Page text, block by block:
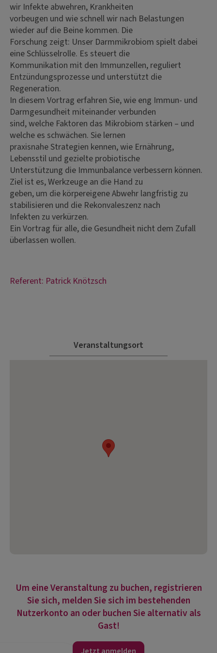
wir Infekte abwehren, Krankheiten
vorbeugen und wie schnell wir nach Belastungen
wieder auf die Beine kommen. Die
Forschung zeigt: Unser Darmmikrobiom spielt dabei
eine Schlüsselrolle. Es steuert die
Kommunikation mit den Immunzellen, reguliert
Entzündungsprozesse und unterstützt die
Regeneration.
In diesem Vortrag erfahren Sie, wie eng Immun- und
Darmgesundheit miteinander verbunden
sind, welche Faktoren das Mikrobiom stärken – und
welche es schwächen. Sie lernen
praxisnahe Strategien kennen, wie Ernährung,
Lebensstil und gezielte probiotische
Unterstützung die Immunbalance verbessern können.
Ziel ist es, Werkzeuge an die Hand zu
geben, um die körpereigene Abwehr langfristig zu
stabilisieren und die Rekonvaleszenz nach
Infekten zu verkürzen.
Ein Vortrag für alle, die Gesundheit nicht dem Zufall
überlassen wollen.
Referent: Patrick Knötzsch
Veranstaltungsort
Um eine Veranstaltung zu buchen, registrieren
Sie sich, melden Sie sich im bestehenden
Nutzerkonto an oder buchen Sie alternativ als
Gast!